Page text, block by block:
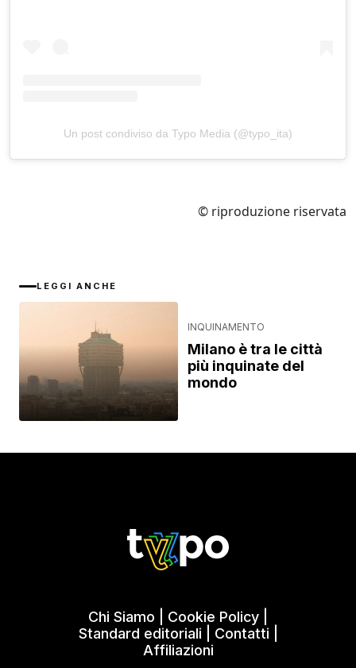
Un post condiviso da Typo Media (@typo_ita)
© riproduzione riservata
LEGGI ANCHE
INQUINAMENTO
Milano è tra le città
più inquinate del
mondo
Chi Siamo Cookie Policy
Standard editoriali
Contatti
Affiliazioni